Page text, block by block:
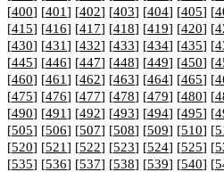
[400] [401] [402] [403] [404] [405] [
[415] [416] [417] [418] [419] [420] [
[430] [431] [432] [433] [434] [435] [
[445] [446] [447] [448] [449] [450] [
[460] [461] [462] [463] [464] [465] [
[475] [476] [477] [478] [479] [480] [
[490] [491] [492] [493] [494] [495] [
[505] [506] [507] [508] [509] [510] [
[520] [521] [522] [523] [524] [525] [
[535] [536] [537] [538] [539] [540] [